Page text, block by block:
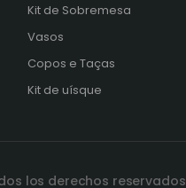
Kit de Sobremesa
Vasos
Copos e Taças
Kit de uísque
los derechos reservados